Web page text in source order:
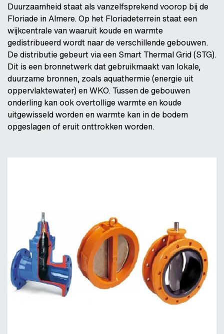
Duurzaamheid staat als vanzelfsprekend voorop bij de
Floriade in Almere. Op het Floriadeterrein staat een
wijkcentrale van waaruit koude en warmte
gedistribueerd wordt naar de verschillende gebouwen.
De distributie gebeurt via een Smart Thermal Grid (STG).
Dit is een bronnetwerk dat gebruikmaakt van lokale,
duurzame bronnen, zoals aquathermie (energie uit
oppervlaktewater) en WKO. Tussen de gebouwen
onderling kan ook overtollige warmte en koude
uitgewisseld worden en warmte kan in de bodem
opgeslagen of eruit onttrokken worden.